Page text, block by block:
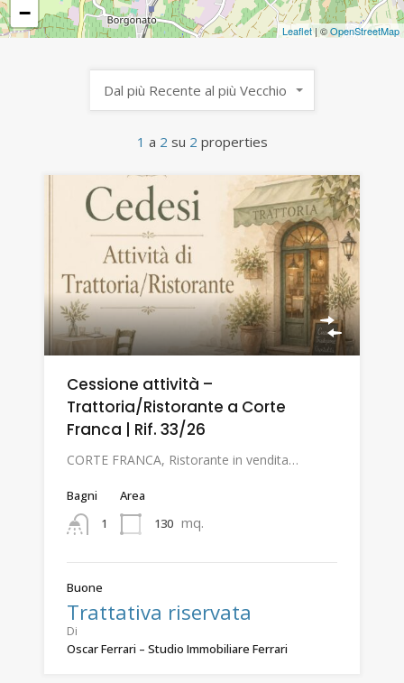
−
Leaflet| ©OpenStreetMap
1 a 2 su 2 properties
Dal più Recente al più Vecchio
Cessione attività –
Trattoria/Ristorante a Corte
Franca | Rif. 33/26
CORTE FRANCA, Ristorante in vendita…
Bagni
1
Area
130 mq.
Buone
Trattativa riservata
Di
Oscar Ferrari – Studio Immobiliare Ferrari